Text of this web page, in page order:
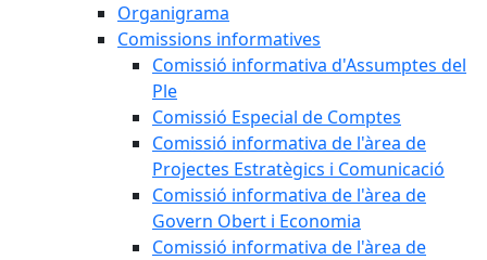
Organigrama
Comissions informatives
Comissió informativa d'Assumptes del
Ple
Comissió Especial de Comptes
Comissió informativa de l'àrea de
Projectes Estratègics i Comunicació
Comissió informativa de l'àrea de
Govern Obert i Economia
Comissió informativa de l'àrea de